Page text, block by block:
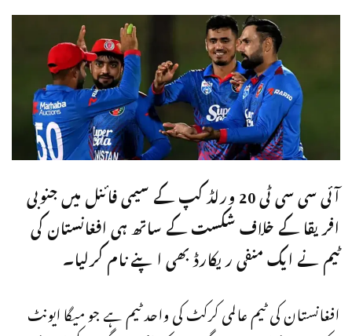
آئی سی سی ٹی 20 ورلڈ کپ کے سیمی فائنل میں جنوبی
افریقا کے خلاف شکست کے ساتھ ہی افغانستان کی
ٹیم نے ایک منفی ریکارڈ بھی اپنے نام کرلیا۔
افغانستان کی ٹیم عالمی کرکٹ کی واحد ٹیم ہے جو میگا ایونٹ